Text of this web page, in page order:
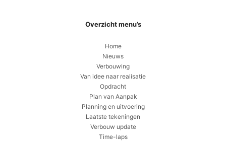
Overzicht menu’s
Home
Nieuws
Verbouwing
Van idee naar realisatie
Opdracht
Plan van Aanpak
Planning en uitvoering
Laatste tekeningen
Verbouw update
Time-laps